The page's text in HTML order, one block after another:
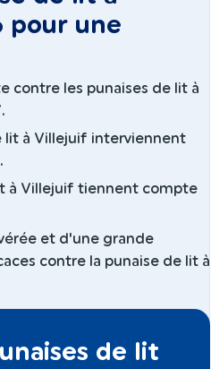
pour une
contre les punaises de lit à
lit à Villejuif interviennent
à Villejuif tiennent compte
et d'une grande
contre la punaise de lit à
de lit